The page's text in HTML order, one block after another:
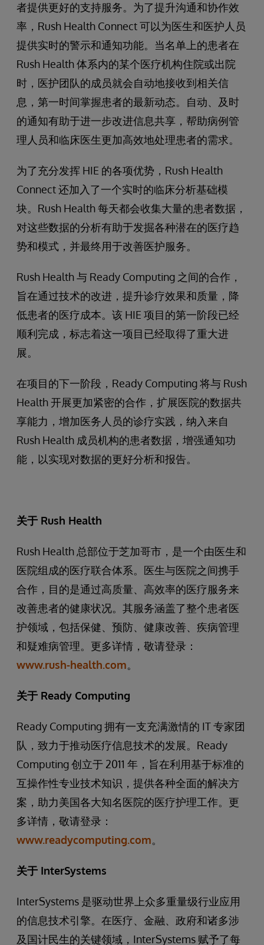
者提供更好的支持服务。为了提升沟通和协作效
率，Rush Health Connect 可以为医生和医护人员
提供实时的警示和通知功能。当名单上的患者在
Rush Health 体系内的某个医疗机构住院或出院
时，医护团队的成员就会自动地接收到相关信
息，第一时间掌握患者的最新动态。自动、及时
的通知有助于进一步改进信息共享，帮助病例管
理人员和临床医生更加高效地处理患者的需求。
为了充分发挥 HIE 的各项优势，Rush Health
Connect 还加入了一个实时的临床分析基础模
块。Rush Health 每天都会收集大量的患者数据，
对这些数据的分析有助于发掘各种潜在的医疗趋
势和模式，并最终用于改善医护服务。
Rush Health 与 Ready Computing 之间的合作，
旨在通过技术的改进，提升诊疗效果和质量，降
低患者的医疗成本。该 HIE 项目的第一阶段已经
顺利完成，标志着这一项目已经取得了重大进
展。
在项目的下一阶段，Ready Computing 将与 Rush
Health 开展更加紧密的合作，扩展医院的数据共
享能力，增加医务人员的诊疗实践，纳入来自
Rush Health 成员机构的患者数据，增强通知功
能，以实现对数据的更好分析和报告。
关于 Rush Health
Rush Health 总部位于芝加哥市，是一个由医生和
医院组成的医疗联合体系。医生与医院之间携手
合作，目的是通过高质量、高效率的医疗服务来
改善患者的健康状况。其服务涵盖了整个患者医
护领域，包括保健、预防、健康改善、疾病管理
和疑难病管理。更多详情，敬请登录：
www.rush-health.com。
关于 Ready Computing
Ready Computing 拥有一支充满激情的 IT 专家团
队，致力于推动医疗信息技术的发展。Ready
Computing 创立于 2011 年，旨在利用基于标准的
互操作性专业技术知识，提供各种全面的解决方
案，助力美国各大知名医院的医疗护理工作。更
多详情，敬请登录：
www.readycomputing.com。
关于 InterSystems
InterSystems 是驱动世界上众多重量级行业应用
的信息技术引擎。在医疗、金融、政府和诸多涉
及国计民生的关键领域，InterSystems 赋予了每